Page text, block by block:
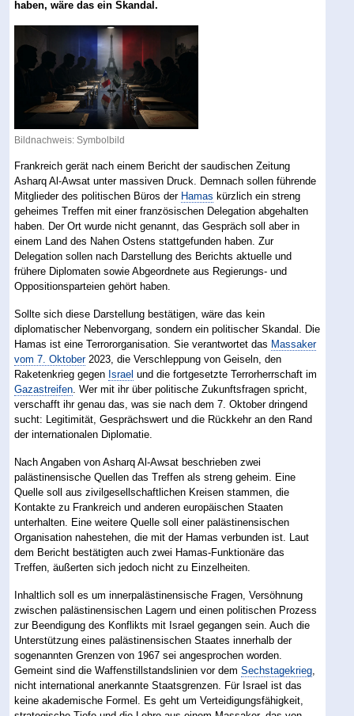
haben, wäre das ein Skandal.
Bildnachweis: Symbolbild
Frankreich gerät nach einem Bericht der saudischen Zeitung
Asharq Al-Awsat unter massiven Druck. Demnach sollen führende
Mitglieder des politischen Büros der Hamas kürzlich ein streng
geheimes Treffen mit einer französischen Delegation abgehalten
haben. Der Ort wurde nicht genannt, das Gespräch soll aber in
einem Land des Nahen Ostens stattgefunden haben. Zur
Delegation sollen nach Darstellung des Berichts aktuelle und
frühere Diplomaten sowie Abgeordnete aus Regierungs- und
Oppositionsparteien gehört haben.
Sollte sich diese Darstellung bestätigen, wäre das kein
diplomatischer Nebenvorgang, sondern ein politischer Skandal. Die
Hamas ist eine Terrororganisation. Sie verantwortet das Massaker
vom 7. Oktober2023, die Verschleppung von Geiseln, den
Raketenkrieg gegen Israel und die fortgesetzte Terrorherrschaft im
Gazastreifen . Wer mit ihr über politische Zukunftsfragen spricht,
verschafft ihr genau das, was sie nach dem 7. Oktober dringend
sucht: Legitimität, Gesprächswert und die Rückkehr an den Rand
der internationalen Diplomatie.
Nach Angaben von Asharq Al-Awsat beschrieben zwei
palästinensische Quellen das Treffen als streng geheim. Eine
Quelle soll aus zivilgesellschaftlichen Kreisen stammen, die
Kontakte zu Frankreich und anderen europäischen Staaten
unterhalten. Eine weitere Quelle soll einer palästinensischen
Organisation nahestehen, die mit der Hamas verbunden ist. Laut
dem Bericht bestätigten auch zwei Hamas-Funktionäre das
Treffen, äußerten sich jedoch nicht zu Einzelheiten.
Inhaltlich soll es um innerpalästinensische Fragen, Versöhnung
zwischen palästinensischen Lagern und einen politischen Prozess
zur Beendigung des Konflikts mit Israel gegangen sein. Auch die
Unterstützung eines palästinensischen Staates innerhalb der
sogenannten Grenzen von 1967 sei angesprochen worden.
Gemeint sind die Waffenstillstandslinien vor demSechstagekrieg
nicht international anerkannte Staatsgrenzen. Für Israel ist das
keine akademische Formel. Es geht um Verteidigungsfähigkeit,